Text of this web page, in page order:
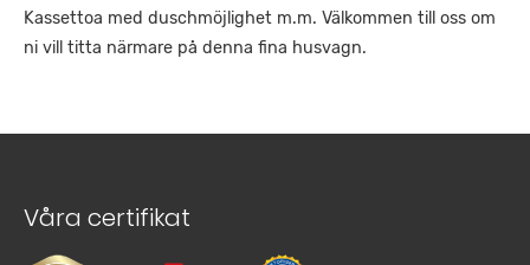
Kassettoa med duschmöjlighet m.m. Välkommen till oss om
ni vill titta närmare på denna fina husvagn.
Våra certifikat